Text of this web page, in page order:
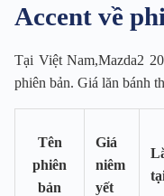
Accent về
Tại Việt Nam,Mazda2
phiên bản. Giá lăn bánh
Tên
phiên
bản
Giá
niêm
yết